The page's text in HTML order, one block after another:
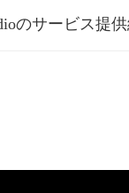
のサービス提